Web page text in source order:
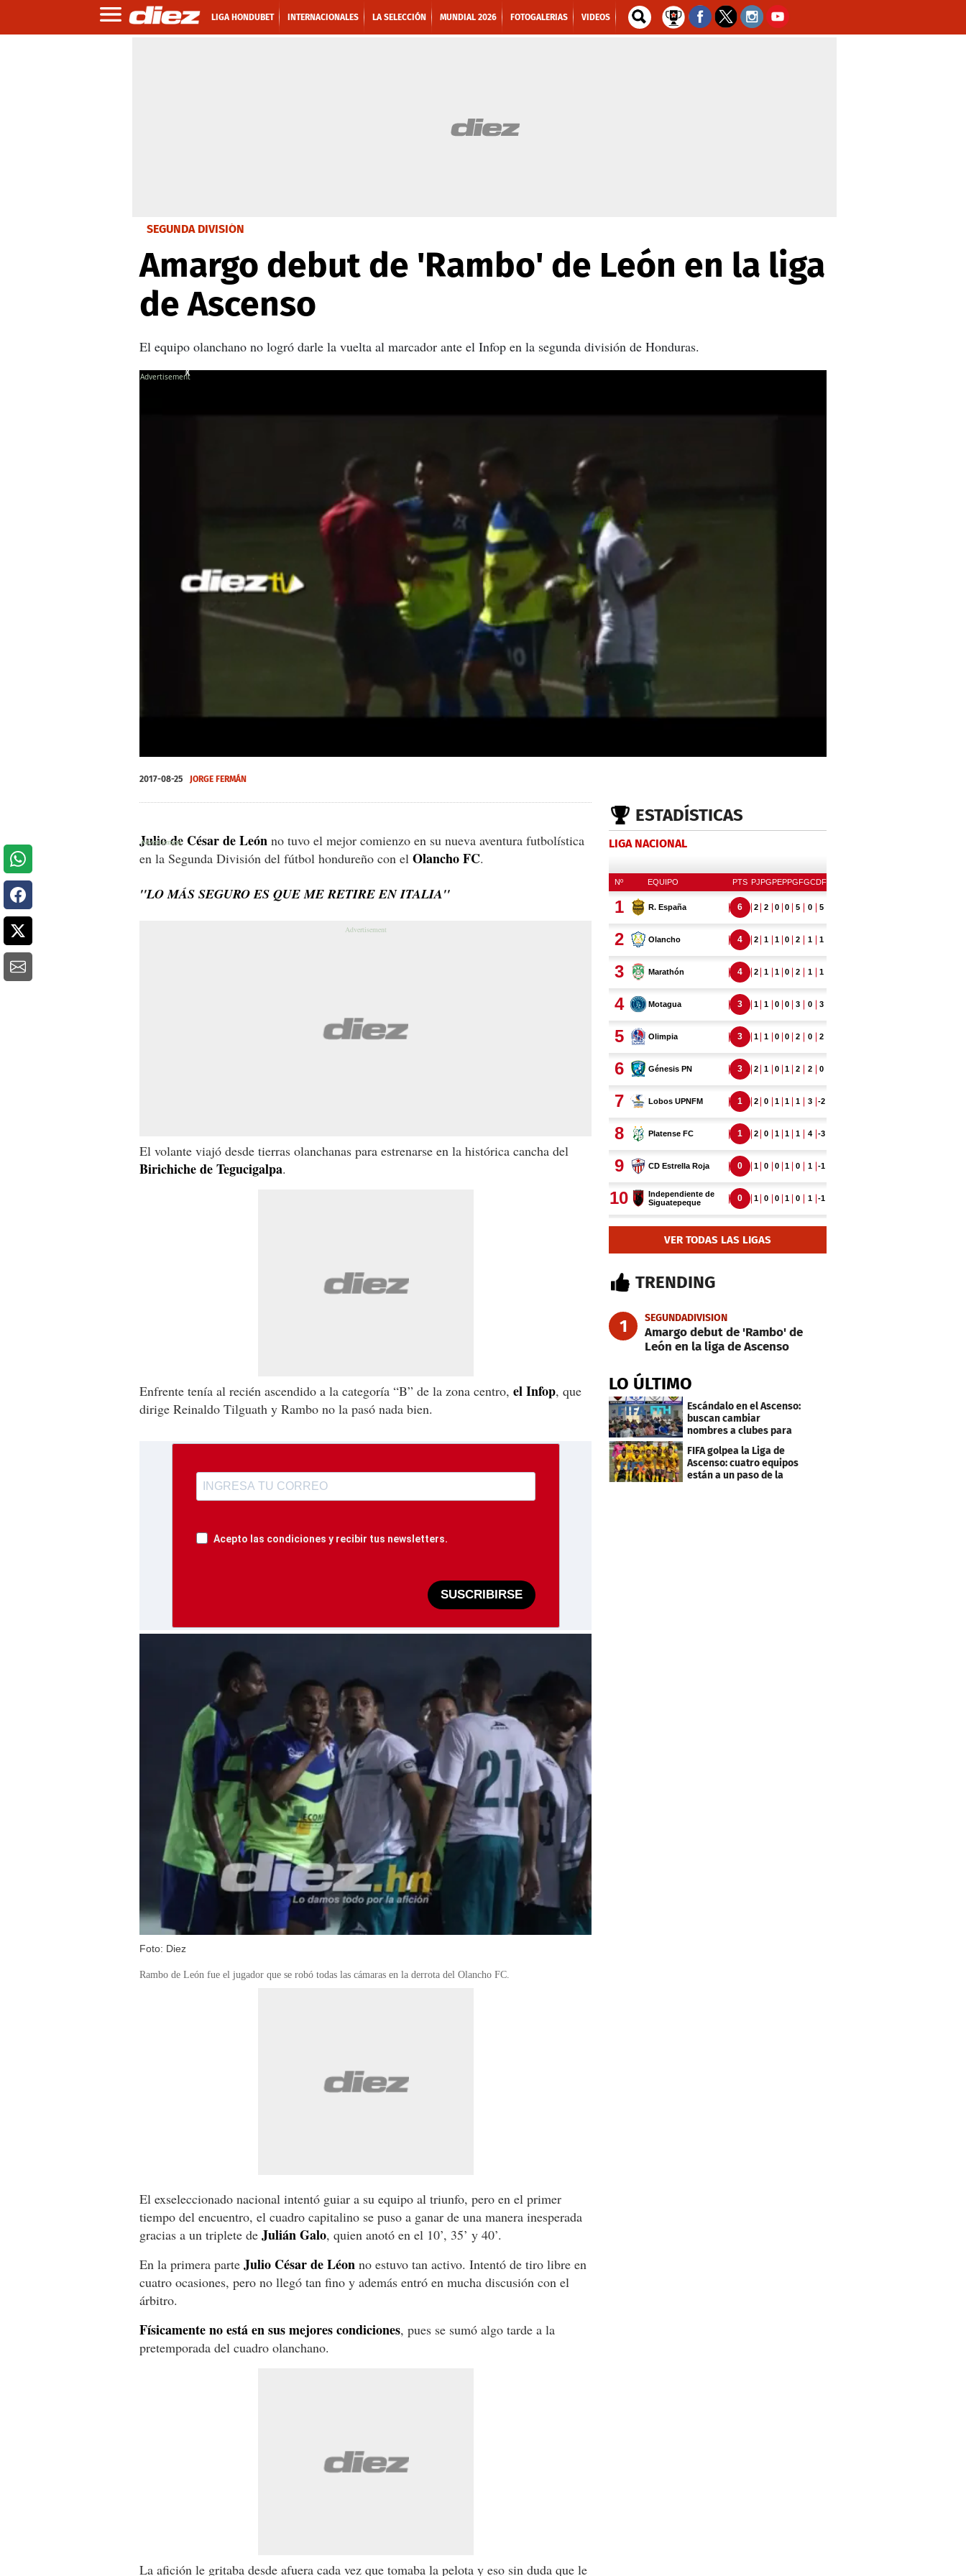
LIGA HONDUBET INTERNACIONALES LA SELECCIÓN MUNDIAL 2026 FOTOGALERIAS VIDEOS
SEGUNDA DIVISIÓN
Amargo debut de 'Rambo' de León en la liga
de Ascenso
El equipo olanchano no logró darle la vuelta al marcador ante el Infop en la segunda división de Honduras.
of
59
X
X
X
2017-08-25 JORGE FERMÁN
Julio de César de León no tuvo el mejor comienzo en su nueva aventura futbolística
en la Segunda División del fútbol hondureño con el Olancho FC.
''LO MÁS SEGURO ES QUE ME RETIRE EN ITALIA''
El volante viajó desde tierras olanchanas para estrenarse en la histórica cancha del
Birichiche de Tegucigalpa.
Enfrente tenía al recién ascendido a la categoría “B” de la zona centro, el Infop, que
dirige Reinaldo Tilguath y Rambo no la pasó nada bien.
Acepto las condiciones y recibir tus newsletters.
SUSCRIBIRSE
Foto: Diez
Rambo de León fue el jugador que se robó todas las cámaras en la derrota del Olancho FC.
El exseleccionado nacional intentó guiar a su equipo al triunfo, pero en el primer
tiempo del encuentro, el cuadro capitalino se puso a ganar de una manera inesperada
gracias a un triplete de Julián Galo, quien anotó en el 10’, 35’ y 40’.
En la primera parte Julio César de Léon no estuvo tan activo. Intentó de tiro libre en
cuatro ocasiones, pero no llegó tan fino y además entró en mucha discusión con el
árbitro.
Físicamente no está en sus mejores condiciones, pues se sumó algo tarde a la
pretemporada del cuadro olanchano.
La afición le gritaba desde afuera cada vez que tomaba la pelota y eso sin duda que le
ESTADÍSTICAS
LIGA NACIONAL
VER TODAS LAS LIGAS
TRENDING
1 SEGUNDADIVISION
Amargo debut de 'Rambo' de
León en la liga de Ascenso
LO ÚLTIMO
Escándalo en el Ascenso:
buscan cambiar
nombres a clubes para
evitar millonarias
deudas
FIFA golpea la Liga de
Ascenso: cuatro equipos
están a un paso de la